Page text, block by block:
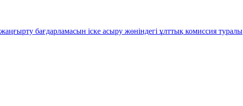
бағдарламасын іске асыру жөніндегі ұлттық комиссия туралы